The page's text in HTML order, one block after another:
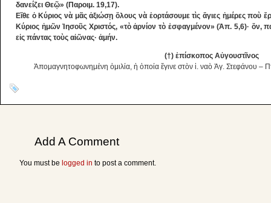
δανείζει Θεῷ» (Παροιμ. 19,17).
Εἴθε ὁ Κύριος νὰ μᾶς ἀξιώσῃ ὅλους νὰ ἑ­ορτάσουμε τὶς ἅγιες ἡμέρες ποὺ
Κύριος ἡ­μῶν Ἰησοῦς Χριστός, «τὸ ἀρνίον τὸ ἐσφαγμέ­νον» (Ἀπ. 5,6)· ὅν,
εἰς πάντας τοὺς αἰῶνας· ἀμήν.
(†) ἐπίσκοπος Αὐγουστῖνος
Ἀπομαγνητοφωνημένη ὁμιλία, ἡ ὁποία ἔγινε στὸν ἱ. ναὸ Ἁγ. Στεφάνου –
Add A Comment
You must be logged in to post a comment.